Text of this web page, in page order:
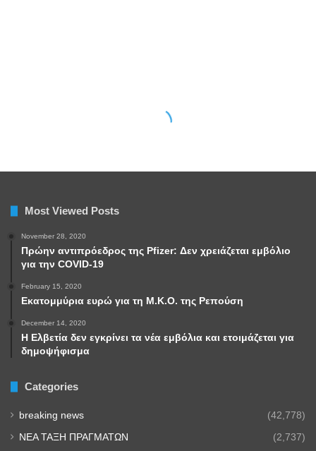
Most Viewed Posts
November 28, 2020
Πρώην αντιπρόεδρος της Pfizer: Δεν χρειάζεται εμβόλιο
για την COVID-19
February 15, 2020
Εκατομμύρια ευρώ για τη Μ.Κ.Ο. της Ρεπούση
December 14, 2020
Η Ελβετία δεν εγκρίνει τα νέα εμβόλια και ετοιμάζεται για
δημοψήφισμα
Categories
breaking news (42,778)
NEA TAΞΗ ΠΡΑΓΜΑΤΩΝ (2,737)